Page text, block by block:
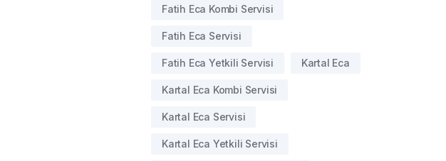
Fatih Eca Kombi Servisi
Fatih Eca Servisi
Fatih Eca Yetkili Servisi Kartal Eca
Kartal Eca Kombi Servisi
Kartal Eca Servisi
Kartal Eca Yetkili Servisi